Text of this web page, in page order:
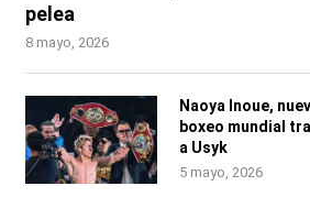
pelea
8 mayo, 2026
Naoya Inoue,
boxeo mundial
a Usyk
5 mayo, 2026